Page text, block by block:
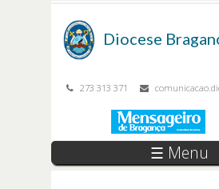
Diocese
273 313 371
☰ Menu